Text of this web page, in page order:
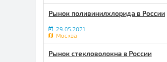
Рынок поливинилхлорида в России
29.05.2021
Москва
Рынок стекловолокна в России